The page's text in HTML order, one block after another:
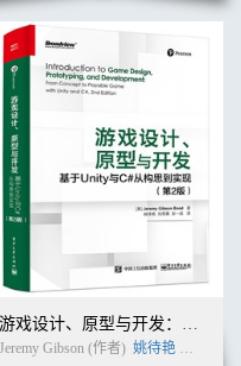
游戏设计、原型与开发：基于Unity与C#从构思到实现（第2版）
Jeremy Gibson (作者) 姚待艳 刘思嘉